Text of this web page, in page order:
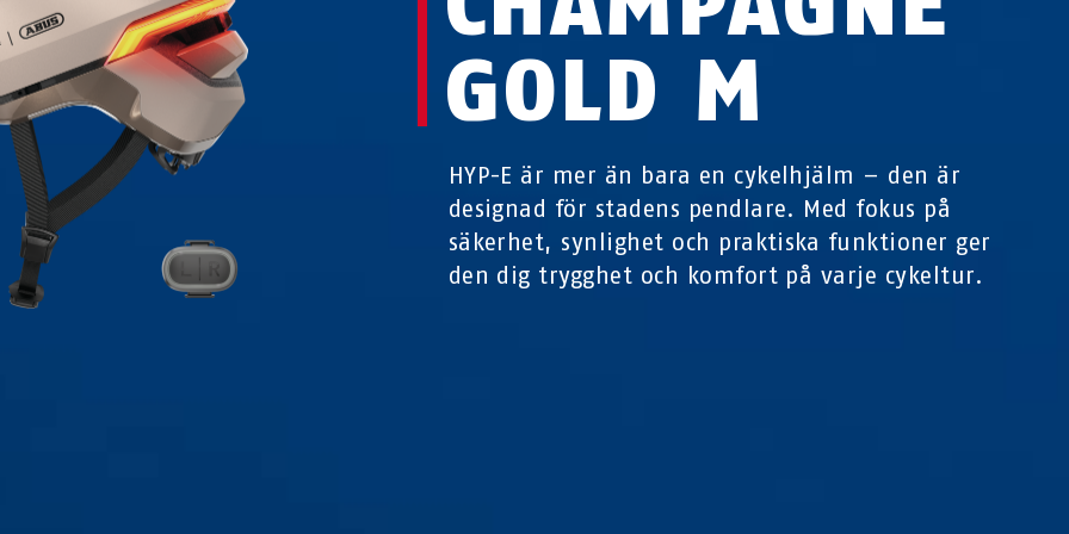
GOLD M
HYP-E är mer än bara en cykelhjälm – den är
designad för stadens pendlare. Med fokus på
säkerhet, synlighet och praktiska funktioner ger
den dig trygghet och komfort på varje cykeltur.